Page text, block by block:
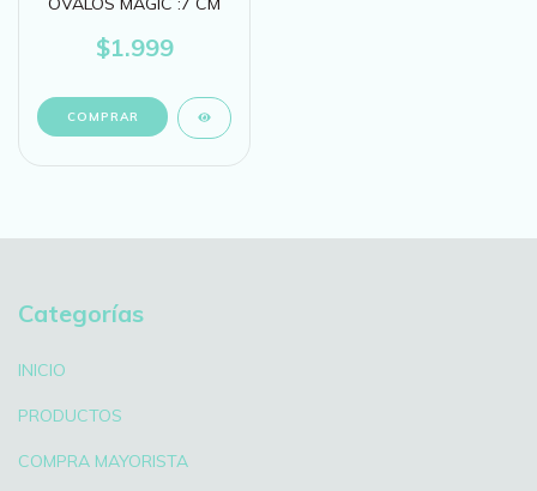
$1.999
COMPRAR
Categorías
INICIO
PRODUCTOS
COMPRA MAYORISTA